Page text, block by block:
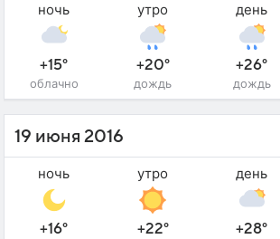
ночь
+15°
облачно
утро
+20°
дождь
день
+26°
дождь
19 июня 2016
ночь
+16°
утро
+22°
день
+28°